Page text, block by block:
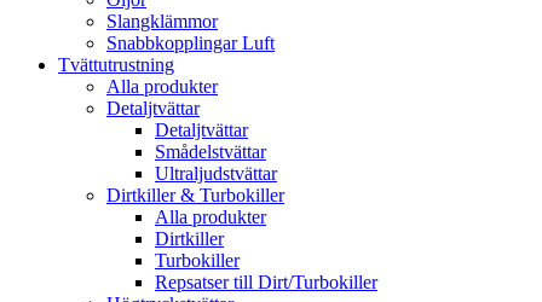
Slangklämmor
Snabbkopplingar Luft
Tvättutrustning
Alla produkter
Detaljtvättar
Detaljtvättar
Smådelstvättar
Ultraljudstvättar
Dirtkiller & Turbokiller
Alla produkter
Dirtkiller
Turbokiller
Repsatser till Dirt/Turbokiller